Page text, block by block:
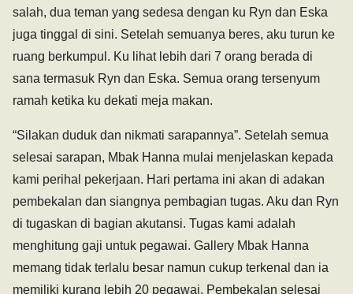
salah, dua teman yang sedesa dengan ku Ryn dan Eska
juga tinggal di sini. Setelah semuanya beres, aku turun ke
ruang berkumpul. Ku lihat lebih dari 7 orang berada di
sana termasuk Ryn dan Eska. Semua orang tersenyum
ramah ketika ku dekati meja makan.
“Silakan duduk dan nikmati sarapannya”. Setelah semua
selesai sarapan, Mbak Hanna mulai menjelaskan kepada
kami perihal pekerjaan. Hari pertama ini akan di adakan
pembekalan dan siangnya pembagian tugas. Aku dan Ryn
di tugaskan di bagian akutansi. Tugas kami adalah
menghitung gaji untuk pegawai. Gallery Mbak Hanna
memang tidak terlalu besar namun cukup terkenal dan ia
memiliki kurang lebih 20 pegawai. Pembekalan selesai